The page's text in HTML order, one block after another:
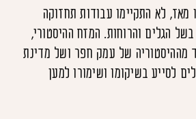
לא התקיימו עבודות תחזוקה
הגלים והרוחות. המזח ההיסטורי,
מההיסטוריה של עמק חפר ושל מדינת
לסייע בשיקומו ושימורו למען